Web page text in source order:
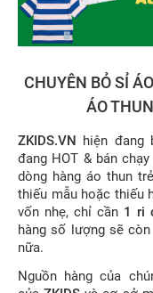
CHUYÊN BỎ SỈ
ÁO
ZKIDS.VN hiện đang
đang HOT & bán
dòng hàng áo thun
thiếu mẫu hoặc thiếu
vốn nhẹ, chỉ cần 1 ri
hàng số lượng sẽ
nữa.
Nguồn hàng của